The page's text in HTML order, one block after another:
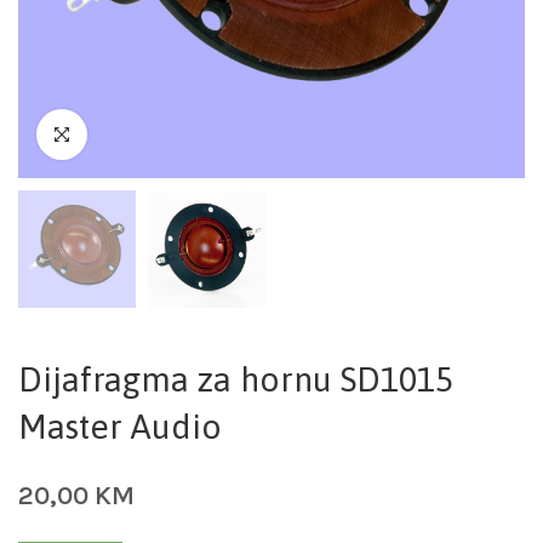
Dijafragma za hornu SD1015
Master Audio
20,00 KM